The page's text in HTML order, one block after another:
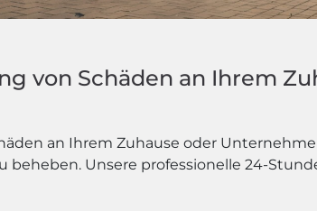
von Schäden an Ihrem
an Ihrem Zuhause oder
Unsere professionelle 24-